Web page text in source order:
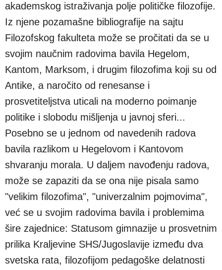
akademskog istraživanja polje političke filozofije.
Iz njene pozamašne bibliografije na sajtu
Filozofskog fakulteta može se pročitati da se u
svojim naučnim radovima bavila Hegelom,
Kantom, Marksom, i drugim filozofima koji su od
Antike, a naročito od renesanse i
prosvetiteljstva uticali na moderno poimanje
politike i slobodu mišljenja u javnoj sferi...
Posebno se u jednom od navedenih radova
bavila razlikom u Hegelovom i Kantovom
shvaranju morala. U daljem navođenju radova,
može se zapaziti da se ona nije pisala samo
"velikim filozofima", "univerzalnim pojmovima",
već se u svojim radovima bavila i problemima
šire zajednice: Statusom gimnazije u prosvetnim
prilika Kraljevine SHS/Jugoslavije između dva
svetska rata, filozofijom pedagoške delatnosti